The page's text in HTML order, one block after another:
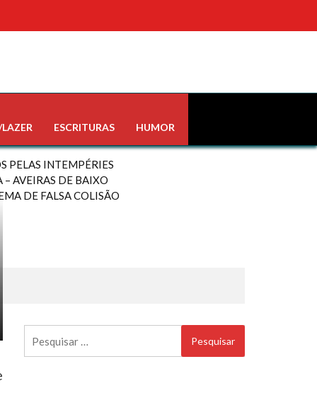
ESCRITURAS HUMOR
PELAS INTEMPÉRIES
AVEIRAS DE BAIXO
DE FALSA COLISÃO
por: